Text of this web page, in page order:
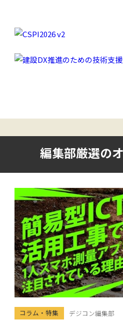
編集部厳選の
コラム・特集 デジコン編集部